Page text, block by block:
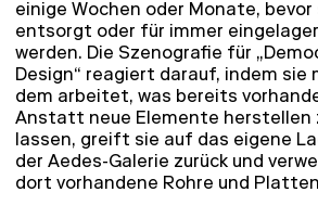
einige Wochen oder Monate, bevor
entsorgt oder für immer
werden. Die Szenografie für
Design“ reagiert darauf, indem sie
dem arbeitet, was bereits
Anstatt neue Elemente herstellen
lassen, greift sie auf das eigene
der Aedes-Galerie zurück und
dort vorhandene Rohre und